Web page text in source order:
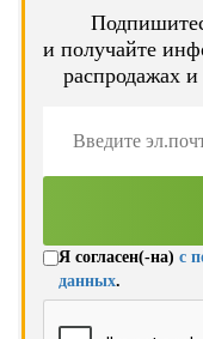
и получайте
распродажах
Я согласен(-на) с
данных.